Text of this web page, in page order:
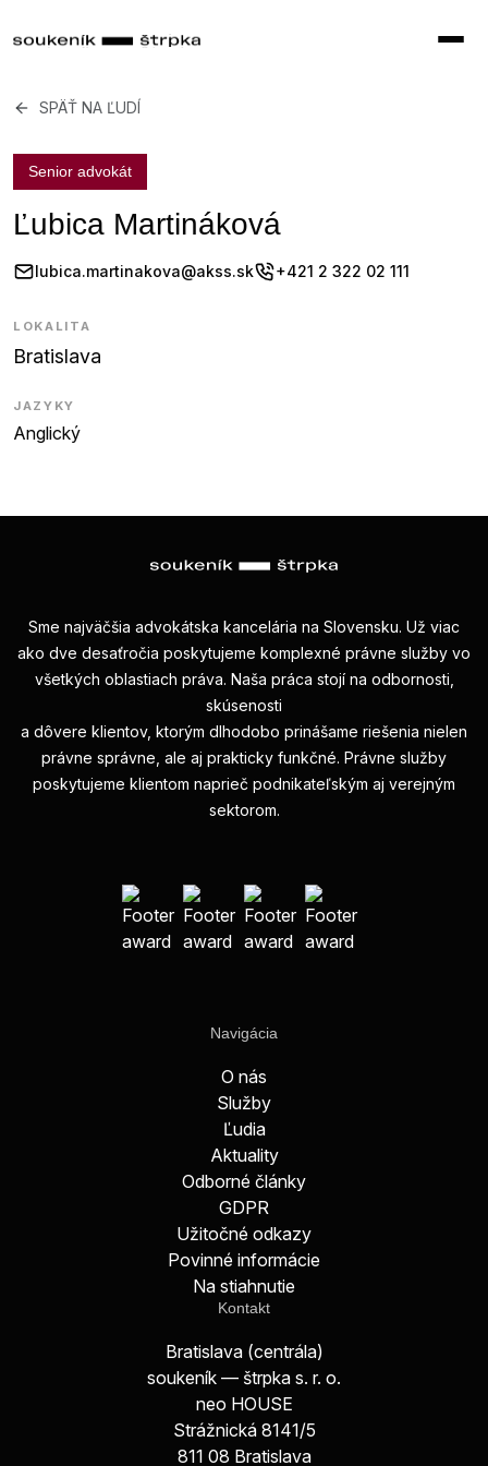
SPÄŤ NA ĽUDÍ
Senior advokát
Ľubica Martináková
lubica.martinakova@akss.sk +421 2 322 02 111
LOKALITA
Bratislava
JAZYKY
Anglický
Sme najväčšia advokátska kancelária na Slovensku. Už viac
ako dve desaťročia poskytujeme komplexné právne služby vo
všetkých oblastiach práva. Naša práca stojí na odbornosti,
skúsenosti
a dôvere klientov, ktorým dlhodobo prinášame riešenia nielen
právne správne, ale aj prakticky funkčné. Právne služby
poskytujeme klientom naprieč podnikateľským aj verejným
sektorom.
Navigácia
O nás
Služby
Ľudia
Aktuality
Odborné články
GDPR
Užitočné odkazy
Povinné informácie
Na stiahnutie
Kontakt
Bratislava (centrála)
soukeník — štrpka s. r. o.
neo HOUSE
Strážnická 8141/5
811 08 Bratislava